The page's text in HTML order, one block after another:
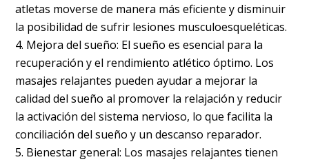
atletas moverse de manera más eficiente y disminuir
la posibilidad de sufrir lesiones musculoesqueléticas.
Mejora del sueño: El sueño es esencial para la
recuperación y el rendimiento atlético óptimo. Los
masajes relajantes pueden ayudar a mejorar la
calidad del sueño al promover la relajación y reducir
la activación del sistema nervioso, lo que facilita la
conciliación del sueño y un descanso reparador.
Bienestar general: Los masajes relajantes tienen